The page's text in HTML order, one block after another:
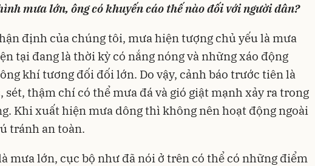
mưa lớn, ông có khuyến cáo thế nào đối với người dân?
định của chúng tôi, mưa hiện tượng chủ yếu là mưa
tại đang là thời kỳ có nắng nóng và những xáo động
khí tương đối đối lớn. Do vậy, cảnh báo trước tiên là
sét, thậm chí có thể mưa đá và gió giật mạnh xảy ra trong
Khi xuất hiện mưa dông thì không nên hoạt động ngoài
tránh an toàn.
mưa lớn, cục bộ như đã nói ở trên có thể có những điểm